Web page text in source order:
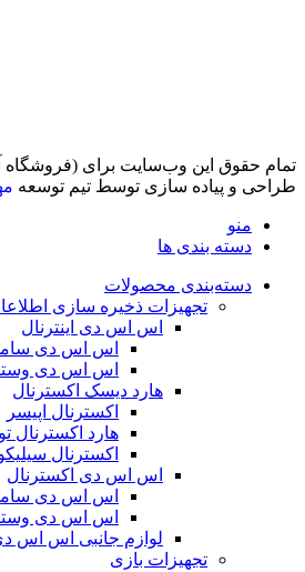
تمام حقوق اين وب‌سايت برای (فروشگاه
طراحی و پیاده سازی توسط تیم توسعه
منو
دسته بندی ها
دسته‌بندی محصولات
تجهیزات ذخیره سازی
اس اس دی اینترنال
اس اس دی
اس اس دی
هارد دیسک اکسترنال
اکسترنال اپیسر
هارد اکسترنال
اکسترنال
اس اس دی اکسترنال
اس اس دی
اس اس دی
لوازم جانبی اس اس
تجهیزات بازی